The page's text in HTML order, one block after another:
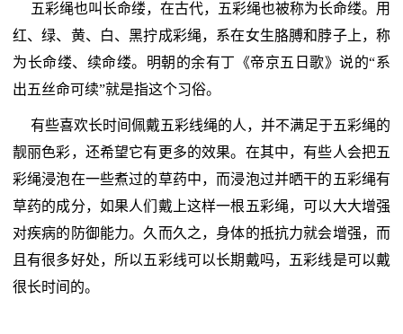
五彩绳也叫长命缕，在古代，五彩绳也被称为长命缕。用
红、绿、黄、白、黑拧成彩绳，系在女生胳膊和脖子上，称
为长命缕、续命缕。明朝的余有丁《帝京五日歌》说的“系
出五丝命可续”就是指这个习俗。
有些喜欢长时间佩戴五彩线绳的人，并不满足于五彩绳的
靓丽色彩，还希望它有更多的效果。在其中，有些人会把五
彩绳浸泡在一些煮过的草药中，而浸泡过并晒干的五彩绳有
草药的成分，如果人们戴上这样一根五彩绳，可以大大增强
对疾病的防御能力。久而久之，身体的抵抗力就会增强，而
且有很多好处，所以五彩线可以长期戴吗，五彩线是可以戴
很长时间的。